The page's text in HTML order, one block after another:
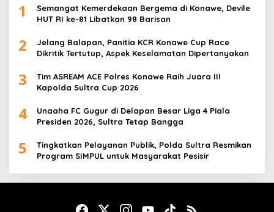
1
Semangat Kemerdekaan Bergema di Konawe, Devile
HUT RI ke-81 Libatkan 98 Barisan
2
Jelang Balapan, Panitia KCR Konawe Cup Race
Dikritik Tertutup, Aspek Keselamatan Dipertanyakan
3
Tim ASREAM ACE Polres Konawe Raih Juara III
Kapolda Sultra Cup 2026
4
Unaaha FC Gugur di Delapan Besar Liga 4 Piala
Presiden 2026, Sultra Tetap Bangga
5
Tingkatkan Pelayanan Publik, Polda Sultra Resmikan
Program SIMPUL untuk Masyarakat Pesisir